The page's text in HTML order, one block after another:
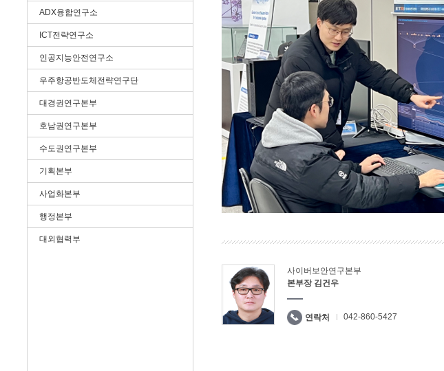
ADX융합연구소
ICT전략연구소
인공지능안전연구소
우주항공반도체전략연구단
대경권연구본부
호남권연구본부
수도권연구본부
기획본부
사업화본부
행정본부
대외협력부
사이버보안연구본부
본부장 김건우
연락처 042-860-5427